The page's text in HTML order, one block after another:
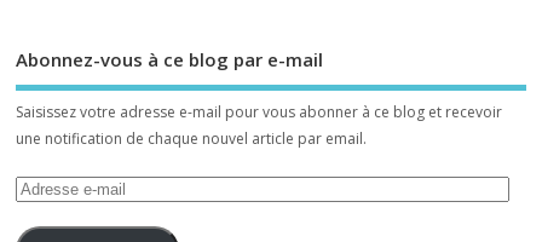
Abonnez-vous à ce blog par e-mail
Saisissez votre adresse e-mail pour vous abonner à ce blog et recevoir
une notification de chaque nouvel article par email.